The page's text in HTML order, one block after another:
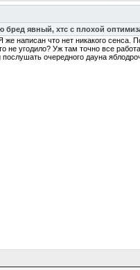
явный, хтс с плохой
написан что нет никакого сенса.
не угодило? Уж там точно все
послушать очередного дауна